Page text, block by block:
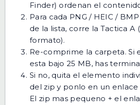
Finder) ordenan el
Para cada PNG / HEIC /
de la lista, corre la Tactica A
formato).
Re-comprime la carpeta. Si
esta bajo 25 MB, has
Si no, quita el elemento
del zip y ponlo en un enlace
El zip mas pequeno + el